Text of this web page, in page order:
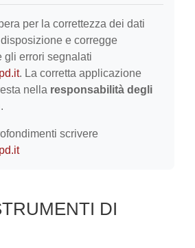
per la correttezza dei dati
e corregge
gli errori segnalati
. La corretta applicazione
nella responsabilità degli
scrivere
DI